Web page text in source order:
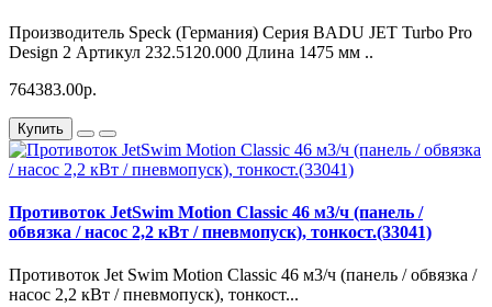
Производитель Speck (Германия) Серия BADU JET Turbo Pro
Design 2 Артикул 232.5120.000 Длина 1475 мм ..
764383.00р.
Купить
Противоток JetSwim Motion Classic 46 м3/ч (панель /
обвязка / насос 2,2 кВт / пневмопуск), тонкост.(33041)
Противоток Jet Swim Motion Classic 46 м3/ч (панель / обвязка /
насос 2,2 кВт / пневмопуск), тонкост...